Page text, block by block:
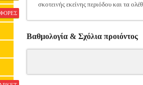
σκοτεινής εκείνης περιόδου και τα
Βαθμολογία & Σχόλια προιόντος